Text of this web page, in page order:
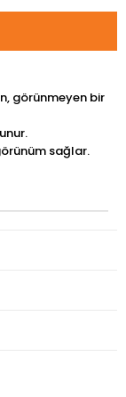
görünmeyen bir
sağlar.